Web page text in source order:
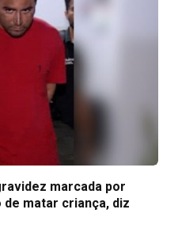
marcada por
matar criança, diz